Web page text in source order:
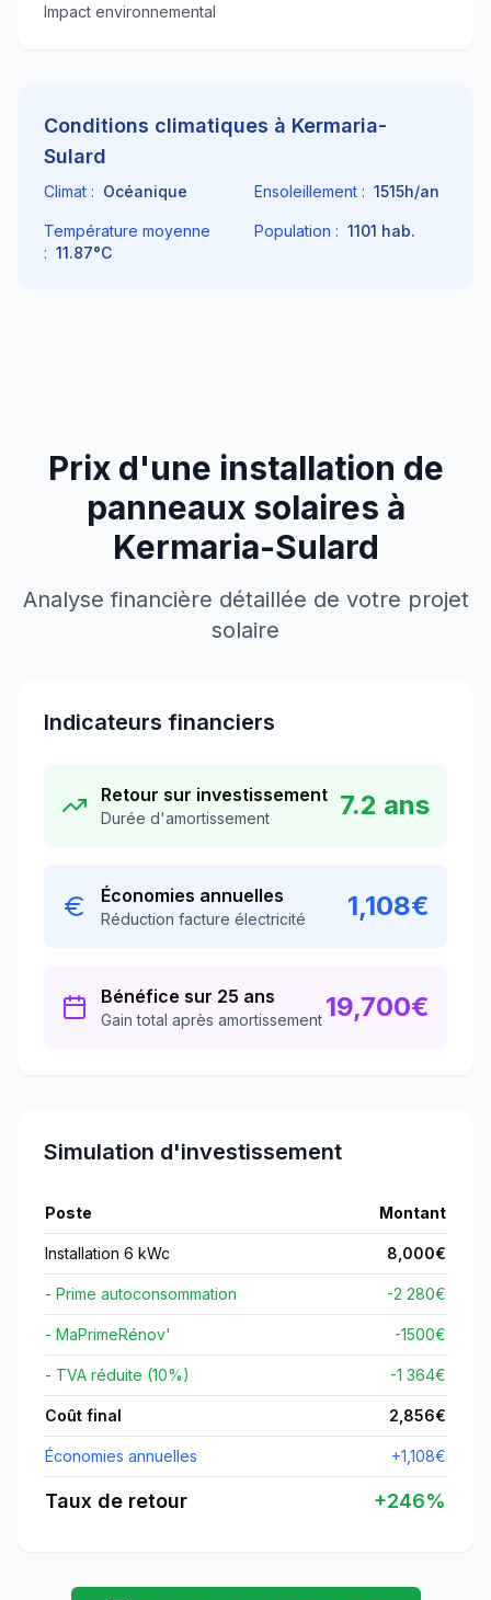
Impact environnemental
Conditions climatiques à Kermaria-
Sulard
Climat : Océanique Ensoleillement : 1515h/an
Température moyenne
: 11.87°C
Population : 1101 hab.
Prix d'une installation de
panneaux solaires à
Kermaria-Sulard
Analyse financière détaillée de votre projet
solaire
Indicateurs financiers
Retour sur investissement
Durée d'amortissement 7.2 ans
Économies annuelles
Réduction facture électricité 1,108€
Bénéfice sur 25 ans
Gain total après amortissement 19,700€
Simulation d'investissement
Poste Montant
Installation 6 kWc 8,000€
- Prime autoconsommation -2 280€
- MaPrimeRénov' -1500€
- TVA réduite (10%) -1 364€
Coût final 2,856€
Économies annuelles +1,108€
Taux de retour +246%